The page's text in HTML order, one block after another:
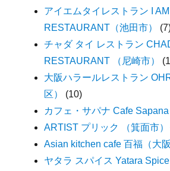
アイエムタイレストラン I AM
RESTAURANT（池田市）
チャダ タイ レストラン
RESTAURANT （尼崎市）
大阪ハラールレストラン
区）
(10)
カフェ・サパナ Cafe Sapana
ARTIST プリック （箕面市
Asian kitchen cafe 百福（大阪
ヤタラ スパイス Yatara